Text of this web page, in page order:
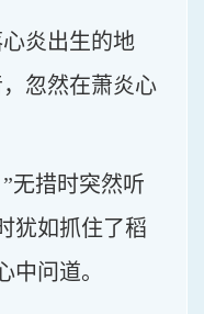
炎出生的地
忽然在萧炎心
无措时突然听
犹如抓住了稻
中问道。